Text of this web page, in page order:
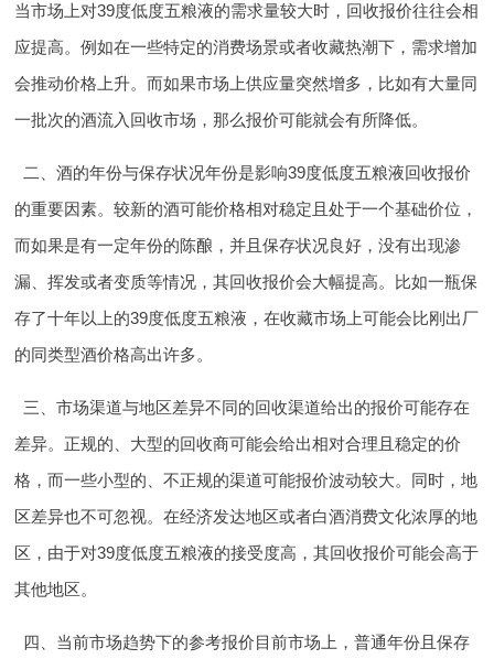
当市场上对39度低度五粮液的需求量较大时，回收报价往往会相
应提高。例如在一些特定的消费场景或者收藏热潮下，需求增加
会推动价格上升。而如果市场上供应量突然增多，比如有大量同
一批次的酒流入回收市场，那么报价可能就会有所降低。
二、酒的年份与保存状况年份是影响39度低度五粮液回收报价
的重要因素。较新的酒可能价格相对稳定且处于一个基础价位，
而如果是有一定年份的陈酿，并且保存状况良好，没有出现渗
漏、挥发或者变质等情况，其回收报价会大幅提高。比如一瓶保
存了十年以上的39度低度五粮液，在收藏市场上可能会比刚出厂
的同类型酒价格高出许多。
三、市场渠道与地区差异不同的回收渠道给出的报价可能存在
差异。正规的、大型的回收商可能会给出相对合理且稳定的价
格，而一些小型的、不正规的渠道可能报价波动较大。同时，地
区差异也不可忽视。在经济发达地区或者白酒消费文化浓厚的地
区，由于对39度低度五粮液的接受度高，其回收报价可能会高于
其他地区。
四、当前市场趋势下的参考报价目前市场上，普通年份且保存